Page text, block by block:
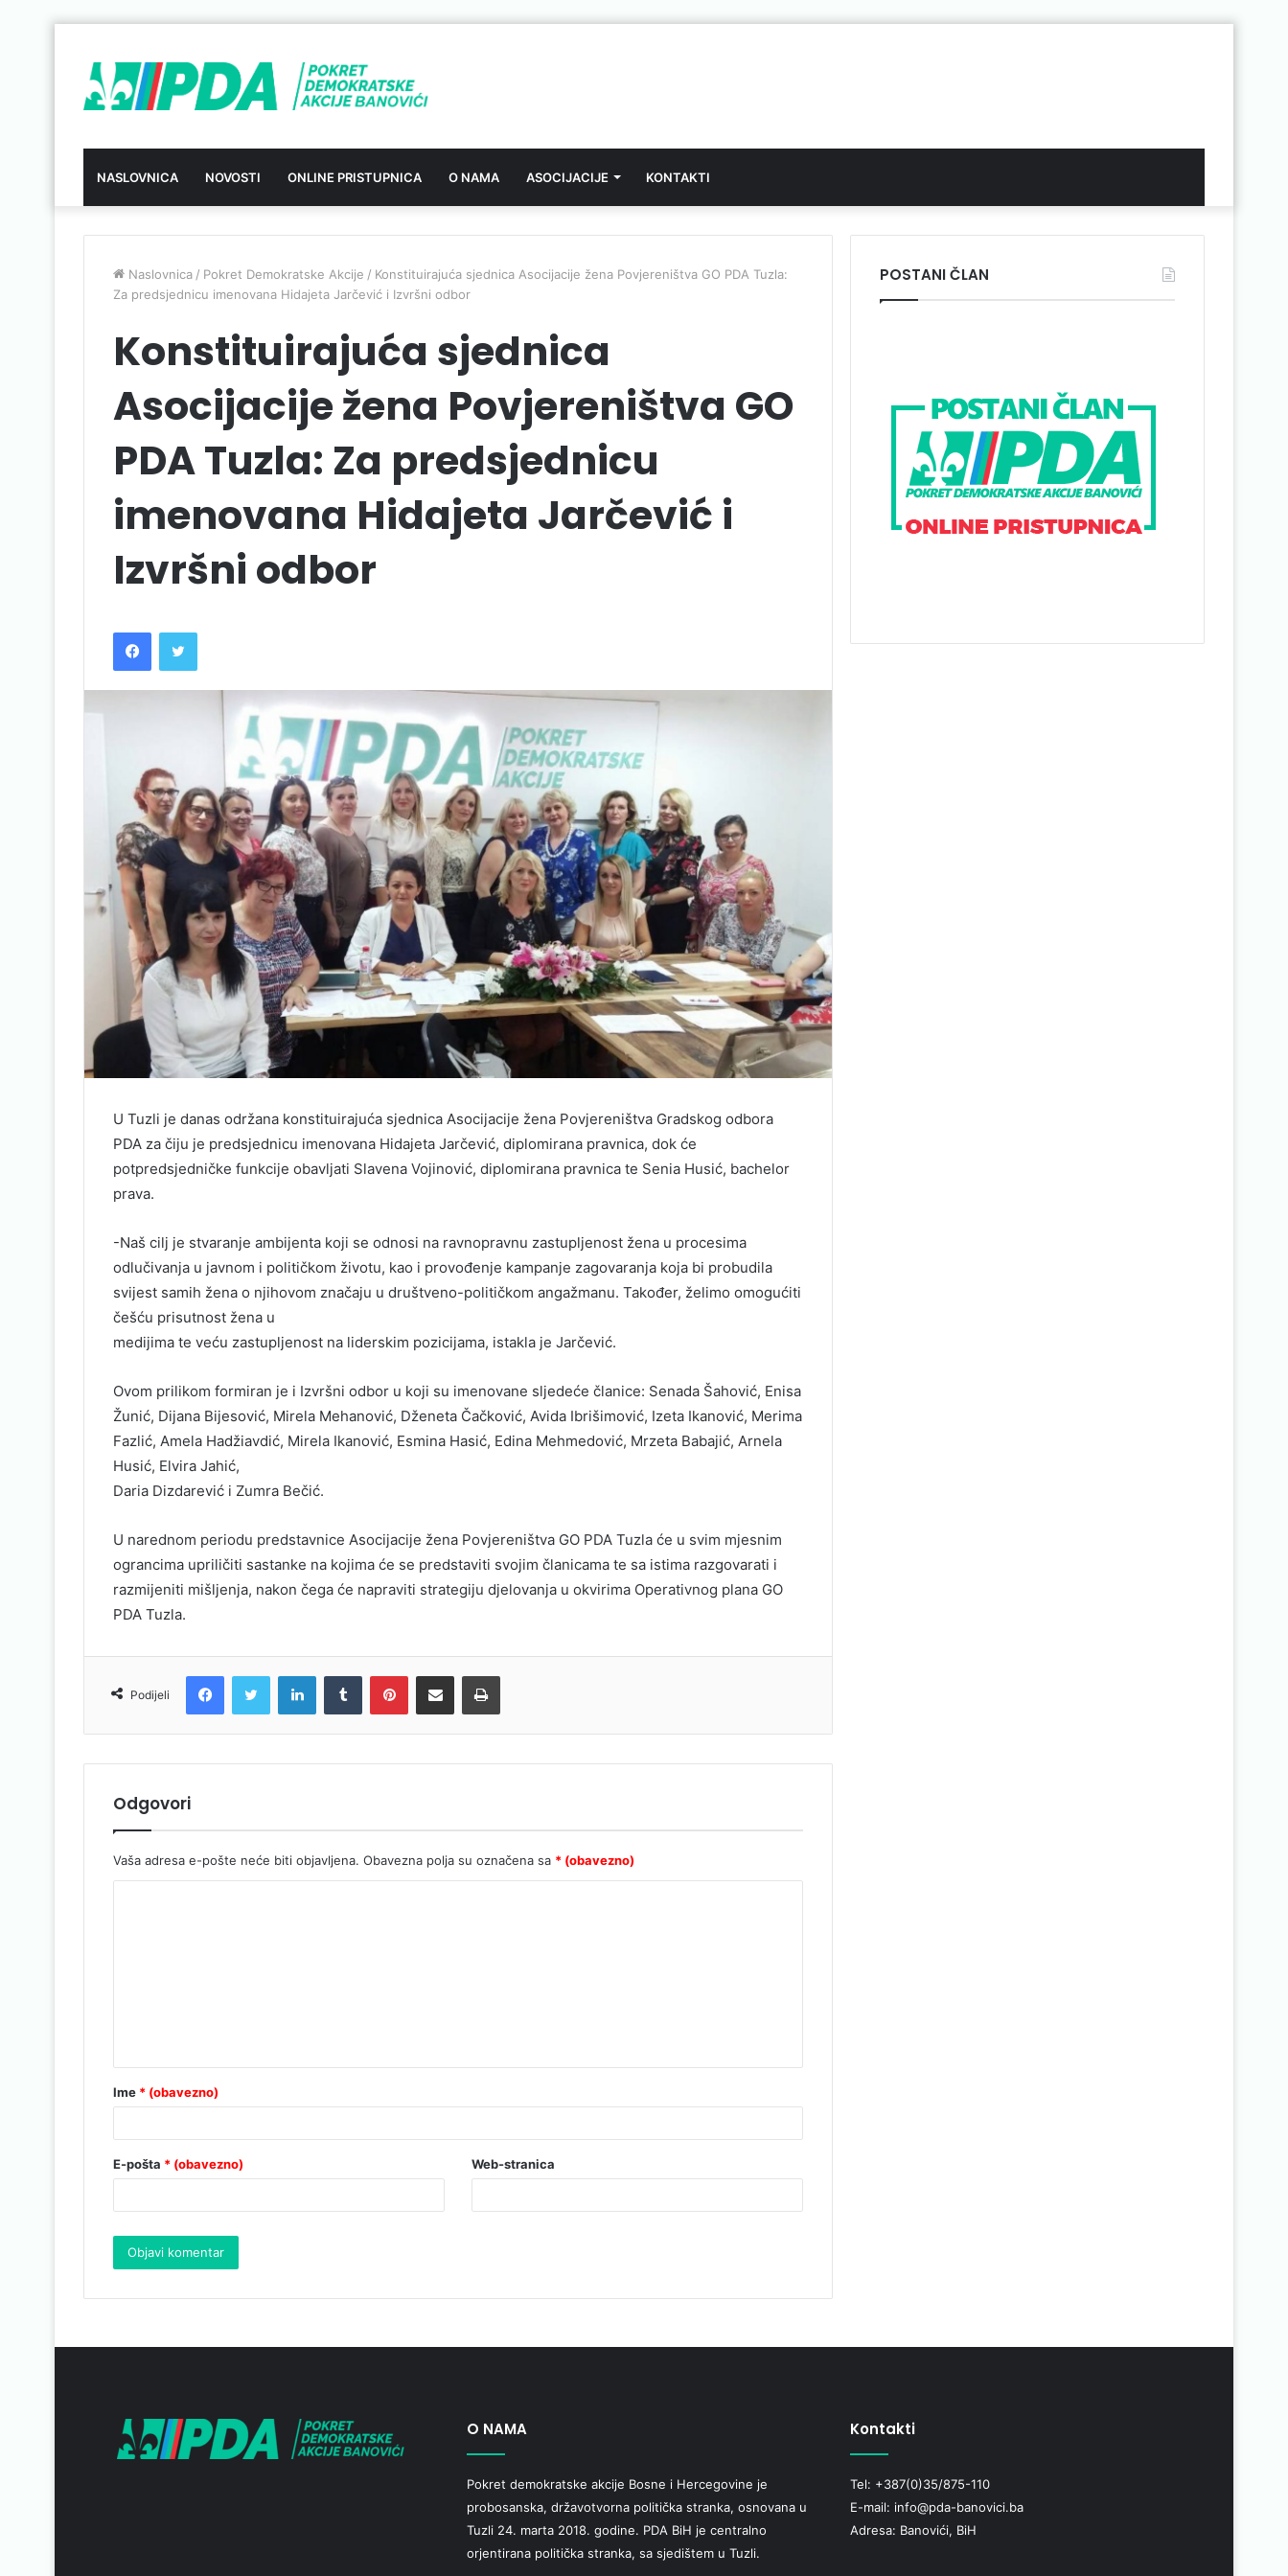
NASLOVNICA NOVOSTI ONLINE PRISTUPNICA O NAMA ASOCIJACIJE KONTAKTI
Naslovnica / Pokret Demokratske Akcije / Konstituirajuća sjednica Asocijacije žena Povjereništva GO PDA Tuzla:
Za predsjednicu imenovana Hidajeta Jarčević i Izvršni odbor
Konstituirajuća sjednica
Asocijacije žena Povjereništva GO
PDA Tuzla: Za predsjednicu
imenovana Hidajeta Jarčević i
Izvršni odbor
U Tuzli je danas održana konstituirajuća sjednica Asocijacije žena Povjereništva Gradskog odbora
PDA za čiju je predsjednicu imenovana Hidajeta Jarčević, diplomirana pravnica, dok će
potpredsjedničke funkcije obavljati Slavena Vojinović, diplomirana pravnica te Senia Husić, bachelor
prava.
-Naš cilj je stvaranje ambijenta koji se odnosi na ravnopravnu zastupljenost žena u procesima
odlučivanja u javnom i političkom životu, kao i provođenje kampanje zagovaranja koja bi probudila
svijest samih žena o njihovom značaju u društveno-političkom angažmanu. Također, želimo omogućiti
češću prisutnost žena u
medijima te veću zastupljenost na liderskim pozicijama, istakla je Jarčević.
Ovom prilikom formiran je i Izvršni odbor u koji su imenovane sljedeće članice: Senada Šahović, Enisa
Žunić, Dijana Bijesović, Mirela Mehanović, Dženeta Čačković, Avida Ibrišimović, Izeta Ikanović, Merima
Fazlić, Amela Hadžiavdić, Mirela Ikanović, Esmina Hasić, Edina Mehmedović, Mrzeta Babajić, Arnela
Husić, Elvira Jahić,
Daria Dizdarević i Zumra Bečić.
U narednom periodu predstavnice Asocijacije žena Povjereništva GO PDA Tuzla će u svim mjesnim
ograncima upriličiti sastanke na kojima će se predstaviti svojim članicama te sa istima razgovarati i
razmijeniti mišljenja, nakon čega će napraviti strategiju djelovanja u okvirima Operativnog plana GO
PDA Tuzla.
Podijeli
Odgovori
Vaša adresa e-pošte neće biti objavljena. Obavezna polja su označena sa * (obavezno)
Ime * (obavezno)
E-pošta * (obavezno) Web-stranica
POSTANI ČLAN
O NAMA
Pokret demokratske akcije Bosne i Hercegovine je
probosanska, državotvorna politička stranka, osnovana u
Tuzli 24. marta 2018. godine. PDA BiH je centralno
orjentirana politička stranka, sa sjedištem u Tuzli.
Kontakti
Tel: +387(0)35/875-110
E-mail: info@pda-banovici.ba
Adresa: Banovići, BiH